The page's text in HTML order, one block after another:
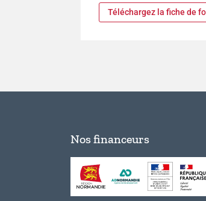
Téléchargez la fiche de
Nos financeurs